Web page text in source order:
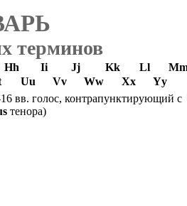
терминов
Hh Ii Jj Kk Ll
Uu Vv Ww Xx Yy
вв. голос, контрапунктирующий с
тенора)